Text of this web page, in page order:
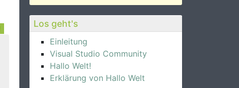
Los geht's
Einleitung
Visual Studio Community
Hallo Welt!
Erklärung von Hallo Welt